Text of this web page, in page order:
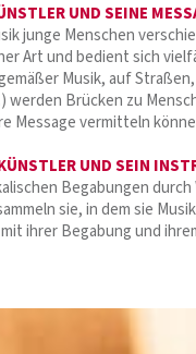
UND SEINE
junge Menschen
Art und bedient sich
Musik, auf
werden Brücken zu
Message vermitteln
UND SEIN
Begabungen
sie, in dem sie
ihrer Begabung und